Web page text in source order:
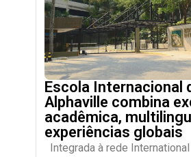
Escola Internacional
Alphaville combina
acadêmica,
experiências globais
Integrada à rede